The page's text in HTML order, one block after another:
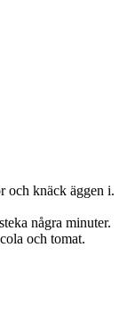
och knäck äggen i.
några minuter.
och tomat.